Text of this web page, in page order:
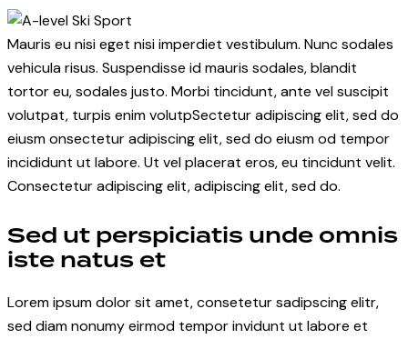
facebook-
1
instagram
Mauris eu nisi eget nisi imperdiet vestibulum. Nunc sodales
vehicula risus. Suspendisse id mauris sodales, blandit
tortor eu, sodales justo. Morbi tincidunt, ante vel suscipit
volutpat, turpis enim volutpSectetur adipiscing elit, sed do
eiusm onsectetur adipiscing elit, sed do eiusm od tempor
incididunt ut labore. Ut vel placerat eros, eu tincidunt velit.
Consectetur adipiscing elit, adipiscing elit, sed do.
Sed ut perspiciatis unde omnis
iste natus et
Lorem ipsum dolor sit amet, consetetur sadipscing elitr,
sed diam nonumy eirmod tempor invidunt ut labore et